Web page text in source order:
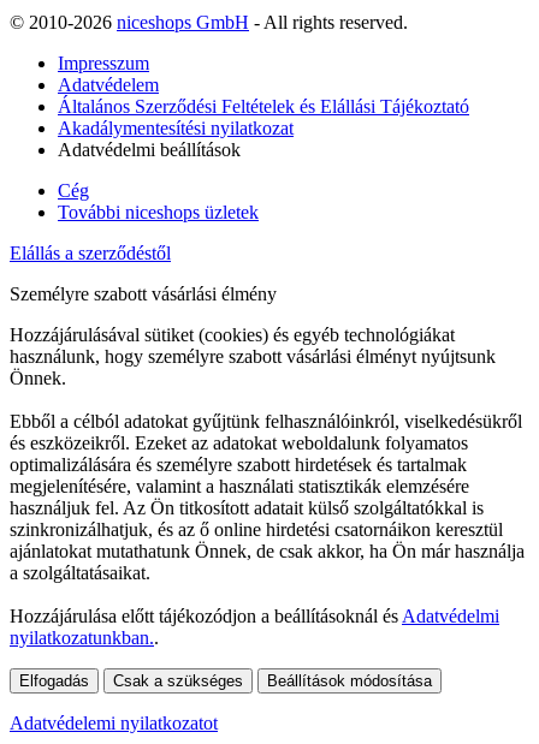
© 2010-2026 niceshops GmbH - All rights reserved.
Impresszum
Adatvédelem
Általános Szerződési Feltételek és Elállási Tájékoztató
Akadálymentesítési nyilatkozat
Adatvédelmi beállítások
Cég
További niceshops üzletek
Elállás a szerződéstől
Személyre szabott vásárlási élmény
Hozzájárulásával sütiket (cookies) és egyéb technológiákat
használunk, hogy személyre szabott vásárlási élményt nyújtsunk
Önnek.
Ebből a célból adatokat gyűjtünk felhasználóinkról, viselkedésükről
és eszközeikről. Ezeket az adatokat weboldalunk folyamatos
optimalizálására és személyre szabott hirdetések és tartalmak
megjelenítésére, valamint a használati statisztikák elemzésére
használjuk fel. Az Ön titkosított adatait külső szolgáltatókkal is
szinkronizálhatjuk, és az ő online hirdetési csatornáikon keresztül
ajánlatokat mutathatunk Önnek, de csak akkor, ha Ön már használja
a szolgáltatásaikat.
Hozzájárulása előtt tájékozódjon a beállításoknál és Adatvédelmi
nyilatkozatunkban..
Elfogadás Csak a szükséges Beállítások módosítása
Adatvédelemi nyilatkozatot